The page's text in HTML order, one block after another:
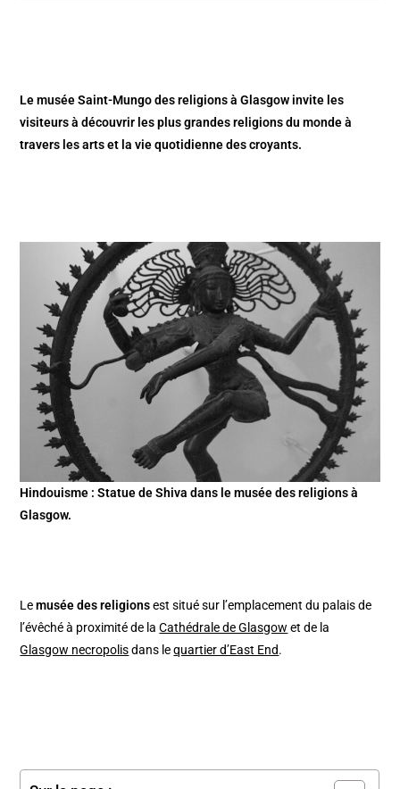
Le musée Saint-Mungo des religions à Glasgow invite les
visiteurs à découvrir les plus grandes religions du monde à
travers les arts et la vie quotidienne des croyants.
Hindouisme : Statue de Shiva dans le musée des religions à
Glasgow.
Lemusée des religionsest situé sur l’emplacement du palais de
l’évêché à proximité de laCathédrale de Glasgow et de la
Glasgow necropolisdans lequartier d’East End.